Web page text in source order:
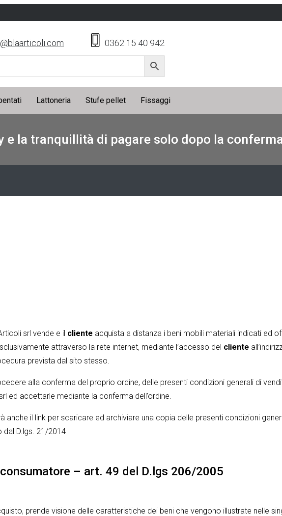
0362 15 40 942
Lattoneria Stufe pellet Fissaggi
la tranquillità di pagare solo dopo la
srl vende e il cliente acquista a distanza i beni mobili materiali indicati ed
attraverso la rete internet, mediante l’accesso del cliente
prevista dal sito stesso.
alla conferma del proprio ordine, delle presenti condizioni generali di
ed accettarle mediante la conferma dell’ordine.
anche il link per scaricare ed archiviare una copia delle presenti condizioni
dal D.lgs. 21/2014
– art. 49 del D.lgs 206/2005
prende visione delle caratteristiche dei beni che vengono illustrate nelle